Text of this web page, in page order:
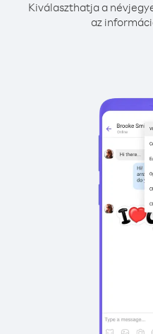
Kiválaszthatja a
az